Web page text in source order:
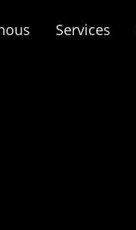
Services